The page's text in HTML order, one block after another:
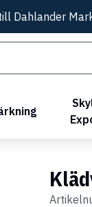
Dahlander